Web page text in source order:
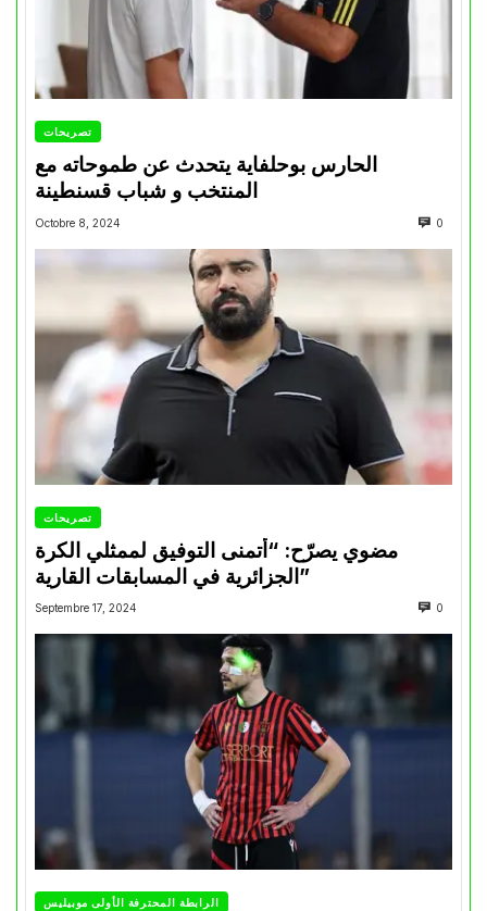
تصريحات
الحارس بوحلفاية يتحدث عن طموحاته مع
المنتخب و شباب قسنطينة
Octobre 8, 2024 0
تصريحات
مضوي يصرّح: “أتمنى التوفيق لممثلي الكرة
الجزائرية في المسابقات القارية”
Septembre 17, 2024 0
الرابطة المحترفة الأولى موبيليس